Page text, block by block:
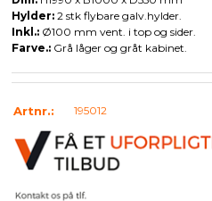
Hylder:2 stk flybare galv.hylder.
Inkl.:Ø100 mm vent. i top og sider.
Farve.:Grå låger og gråt kabinet.
Artnr.: 195012